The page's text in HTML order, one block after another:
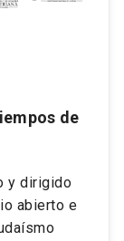
de
y dirigido
abierto e